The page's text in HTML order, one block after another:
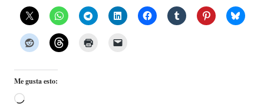
Me gusta esto:
Cargando...